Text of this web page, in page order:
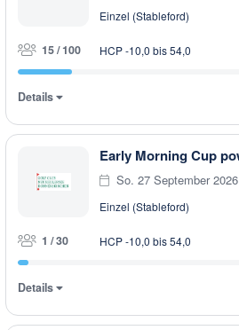
Einzel (Stableford)
15 / 100 HCP -10,0 bis 54,0
Details
So. 27 September 2026
Einzel (Stableford)
1 / 30 HCP -10,0 bis 54,0
Details